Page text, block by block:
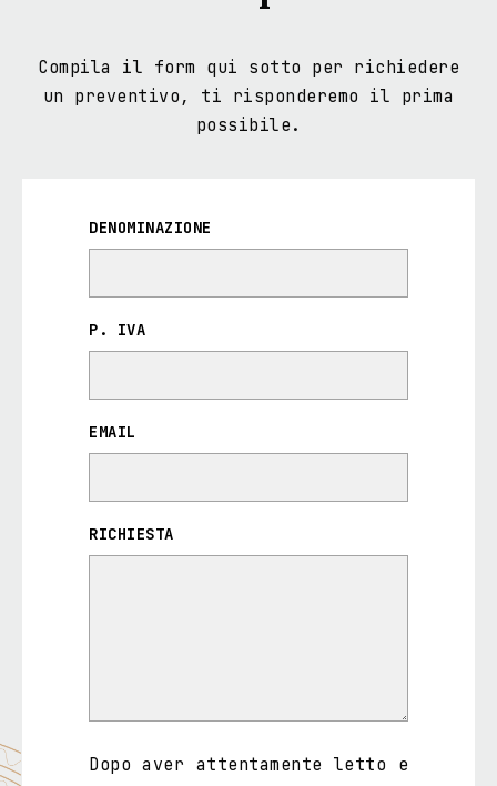
Compila il form qui sotto per richiedere
un preventivo, ti risponderemo il prima
possibile.
DENOMINAZIONE
P. IVA
EMAIL
RICHIESTA
Dopo aver attentamente letto e